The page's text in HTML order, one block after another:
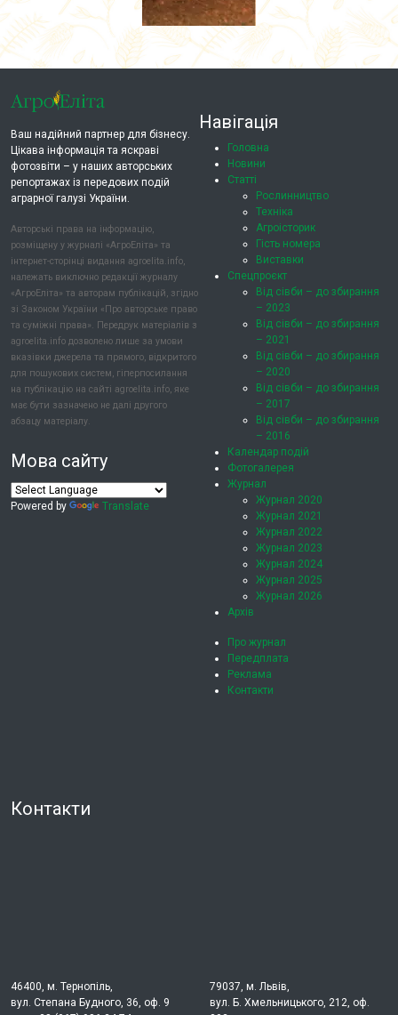
Ваш надійний партнер для бізнесу.
Цікава інформація та яскраві
фотозвіти – у наших авторських
репортажах із передових подій
аграрної галузі України.
Авторські права на інформацію,
розміщену у журналі «АгроЕліта» та
інтернет-сторінці видання agroelita.info,
належать виключно редакції журналу
«АгроЕліта» та авторам публікацій, згідно
зі Законом України «Про авторське право
та суміжні права». Передрук матеріалів з
agroelita.info дозволено лише за умови
вказівки джерела та прямого, відкритого
для пошукових систем, гіперпосилання
на публікацію на сайті agroelita.info, яке
має бути зазначено не далі другого
абзацу матеріалу.
Мова сайту
Powered by Translate
Навігація
Головна
Новини
Статті
Рослинництво
Техніка
Агроісторик
Гість номера
Виставки
Спецпроєкт
Від сівби – до збирання
– 2023
Від сівби – до збирання
– 2021
Від сівби – до збирання
– 2020
Від сівби – до збирання
– 2017
Від сівби – до збирання
– 2016
Календар подій
Фотогалерея
Журнал
Журнал 2020
Журнал 2021
Журнал 2022
Журнал 2023
Журнал 2024
Журнал 2025
Журнал 2026
Архів
Про журнал
Передплата
Реклама
Контакти
Контакти
46400, м. Тернопіль,
вул. Степана Будного, 36, оф. 9
79037, м. Львів,
вул. Б. Хмельницького, 212, оф.